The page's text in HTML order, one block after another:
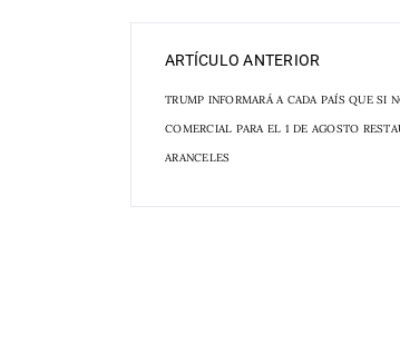
ARTÍCULO ANTERIOR
TRUMP INFORMARÁ A CADA PAÍS QUE SI
COMERCIAL PARA EL 1 DE AGOSTO
ARANCELES